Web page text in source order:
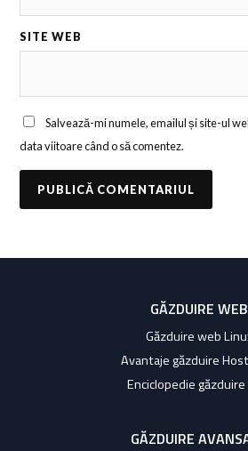
SITE WEB
Salvează-mi numele, emailul și site-ul
data viitoare când o să comentez.
GĂZDUIRE WEB
Găzduire web
Avantaje găzduire
Enciclopedie
GĂZDUIRE